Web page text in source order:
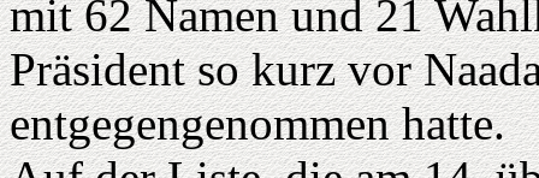
mit 62 Namen und 21
Präsident so kurz vor
entgegengenommen hatte.